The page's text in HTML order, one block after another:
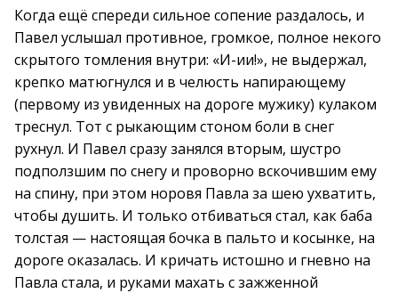
Когда ещё спереди сильное сопение раздалось, и
Павел услышал противное, громкое, полное некого
скрытого томления внутри: «И-ии!», не выдержал,
крепко матюгнулся и в челюсть напирающему
(первому из увиденных на дороге мужику) кулаком
треснул. Тот с рыкающим стоном боли в снег
рухнул. И Павел сразу занялся вторым, шустро
подползшим по снегу и проворно вскочившим ему
на спину, при этом норовя Павла за шею ухватить,
чтобы душить. И только отбиваться стал, как баба
толстая — настоящая бочка в пальто и косынке, на
дороге оказалась. И кричать истошно и гневно на
Павла стала, и руками махать с зажженной